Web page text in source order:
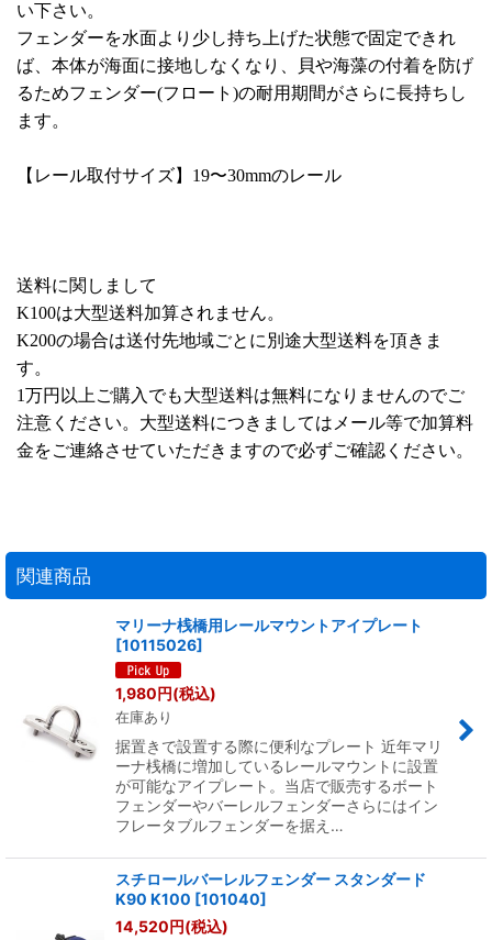
い下さい。
フェンダーを水面より少し持ち上げた状態で固定できれ
ば、本体が海面に接地しなくなり、貝や海藻の付着を防げ
るためフェンダー(フロート)の耐用期間がさらに長持ちし
ます。
【レール取付サイズ】19〜30mmのレール
送料に関しまして
K100は大型送料加算されません。
K200の場合は送付先地域ごとに別途大型送料を頂きま
す。
1万円以上ご購入でも大型送料は無料になりませんのでご
注意ください。大型送料につきましてはメール等で加算料
金をご連絡させていただきますので必ずご確認ください。
関連商品
マリーナ桟橋用レールマウントアイプレート
[10115026]
1,980円(税込)
在庫あり
据置きで設置する際に便利なプレート 近年マリ
ーナ桟橋に増加しているレールマウントに設置
が可能なアイプレート。当店で販売するボート
フェンダーやバーレルフェンダーさらにはイン
フレータブルフェンダーを据え…
スチロールバーレルフェンダー スタンダード
K90 K100 [101040]
14,520円(税込)